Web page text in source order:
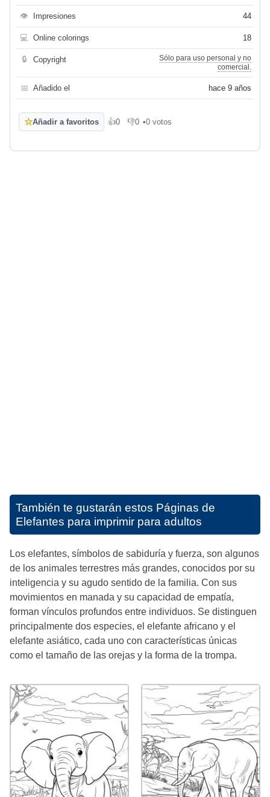
👁 Impresiones 44
💻 Online colorings 18
🔒 Copyright
Sólo para uso personal y no
comercial.
📅 Añadido el hace 9 años
☆Añadir a favoritos 👍0
Me gusta
👎0
No me gusta
•0 votos
También te gustarán estos Páginas de
Elefantes para imprimir para adultos
Los elefantes, símbolos de sabiduría y fuerza, son algunos
de los animales terrestres más grandes, conocidos por su
inteligencia y su agudo sentido de la familia. Con sus
movimientos en manada y su capacidad de empatía,
forman vínculos profundos entre individuos. Se distinguen
principalmente dos especies, el elefante africano y el
elefante asiático, cada uno con características únicas
como el tamaño de las orejas y la forma de la trompa.